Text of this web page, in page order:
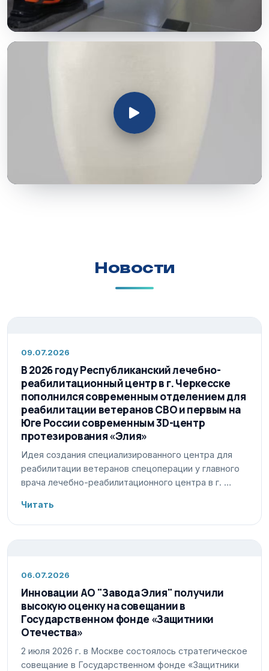
Новости
09.07.2026
В 2026 году Республиканский лечебно-
реабилитационный центр в г. Черкесске
пополнился современным отделением для
реабилитации ветеранов СВО и первым на
Юге России современным 3D-центр
протезирования «Элия»
Идея создания специализированного центра для
реабилитации ветеранов спецоперации у главного
врача лечебно-реабилитационного центра в г. …
Читать
06.07.2026
Инновации АО "Завода Элия" получили
высокую оценку на совещании в
Государственном фонде «Защитники
Отечества»
2 июля 2026 г. в Москве состоялось стратегическое
совещание в Государственном фонде «Защитники